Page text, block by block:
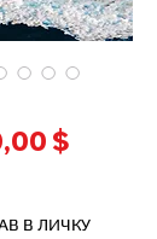
$
В ЛИЧКУ